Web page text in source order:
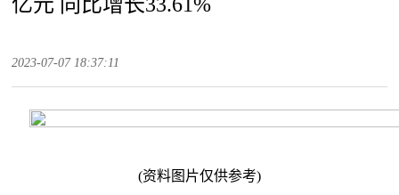
2023-07-07 18:37:11
(资料图片仅供参考)